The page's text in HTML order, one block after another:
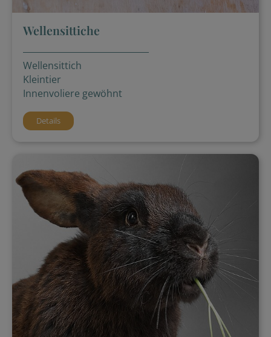
Wellensittiche
Wellensittich
Kleintier
Innenvoliere gewöhnt
Details